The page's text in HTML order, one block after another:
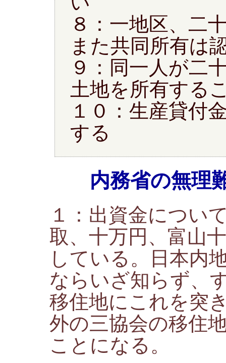
８：一地区、二
また共同所有は
９：同一人が二
土地を所有する
１０：生産貸付
する
内務省の無理
１：出資金につい
取、十万円、富山
している。日本内
ならいざ知らず、
移住地にこれを突
外の三協会の移住
ことになる。